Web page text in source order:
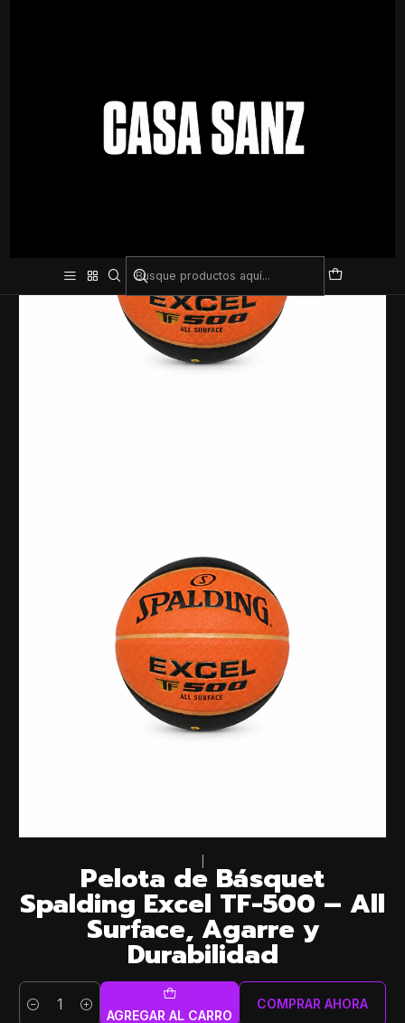
Pelota de Básquet
Spalding Excel TF-500 – All
Surface, Agarre y
Durabilidad
Cantidad AGREGAR AL CARRO
COMPRAR AHORA